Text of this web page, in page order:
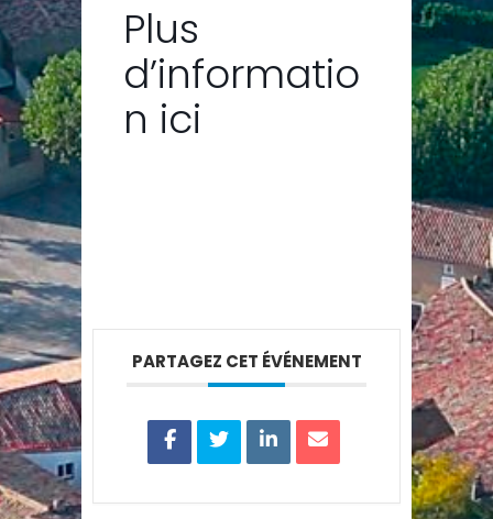
Plus
d’informatio
n ici
PARTAGEZ CET ÉVÉNEMENT